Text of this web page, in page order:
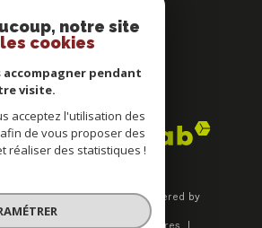
ADHÉRENTS
réservés | Traduction powered by
Google |
notre site
cookies
accompagner pendant
visite.
acceptez l'utilisation des
de vous proposer des
réaliser des statistiques !